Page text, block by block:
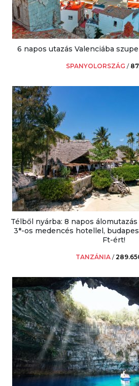
6 napos utazás Valenciába
SPANYOLORSZÁG /
Télből nyárba: 8 napos
3*-os medencés hotellel,
Ft-ért!
TANZÁNIA /